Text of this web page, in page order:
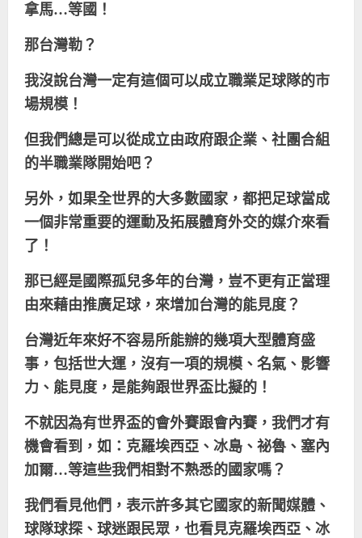
拿馬…等國！
那台灣勒？
我沒說台灣一定有這個可以成立職業足球隊的市
場規模！
但我們總是可以從成立由政府跟企業、社團合組
的半職業隊開始吧？
另外，如果全世界的大多數國家，都把足球當成
一個非常重要的運動及拓展體育外交的媒介來看
了！
那已經是國際孤兒多年的台灣，豈不更有正當理
由來藉由推廣足球，來增加台灣的能見度？
台灣近年來好不容易所能辦的幾項大型體育盛
事，包括世大運，沒有一項的規模、名氣、影響
力、能見度，是能夠跟世界盃比擬的！
不就因為有世界盃的會外賽跟會內賽，我們才有
機會看到，如：克羅埃西亞、冰島、祕魯、塞內
加爾…等這些我們相對不熟悉的國家嗎？
我們看見他們，表示許多其它國家的新聞媒體、
球隊球探、球迷跟民眾，也看見克羅埃西亞、冰